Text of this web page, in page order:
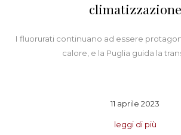
climatizzazione
I fluorurati continuano ad essere
calore, e la Puglia guida la
11 aprile 2023
leggi di più